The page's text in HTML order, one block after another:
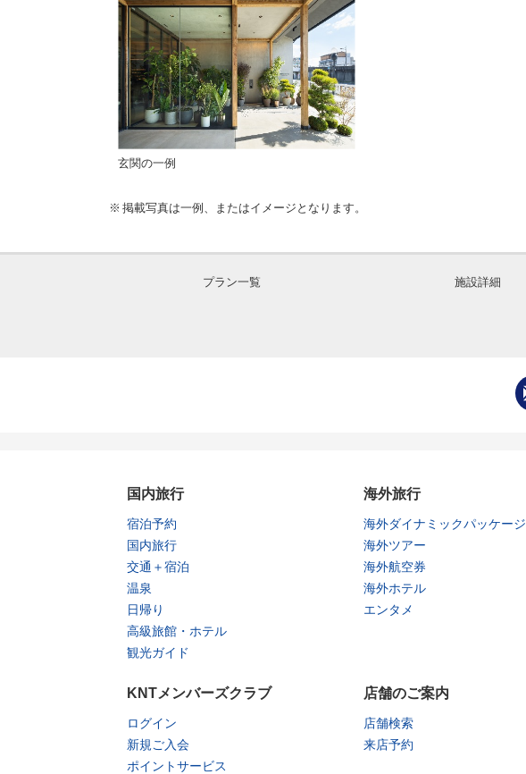
玄関の一例
掲載写真は一例、またはイメージとなります。
プラン一覧 施設詳細
国内旅行
宿泊予約
国内旅行
交通＋宿泊
温泉
日帰り
高級旅館・ホテル
観光ガイド
海外旅行
海外ダイナミックパッケージ
海外ツアー
海外航空券
海外ホテル
エンタメ
KNTメンバーズクラブ
ログイン
新規ご入会
ポイントサービス
店舗のご案内
店舗検索
来店予約